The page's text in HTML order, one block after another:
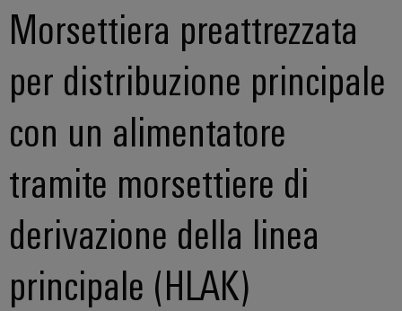
Morsettiera preattrezzata
per distribuzione principale
con un alimentatore
tramite morsettiere di
derivazione della linea
principale (HLAK)